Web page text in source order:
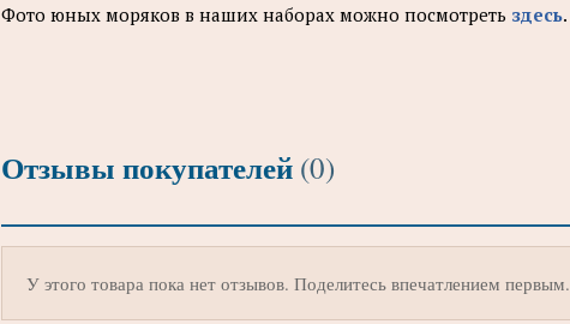
Фото юных моряков в наших наборах можно посмотреть здесь.
Отзывы покупателей (0)
У этого товара пока нет отзывов. Поделитесь впечатлением первым.